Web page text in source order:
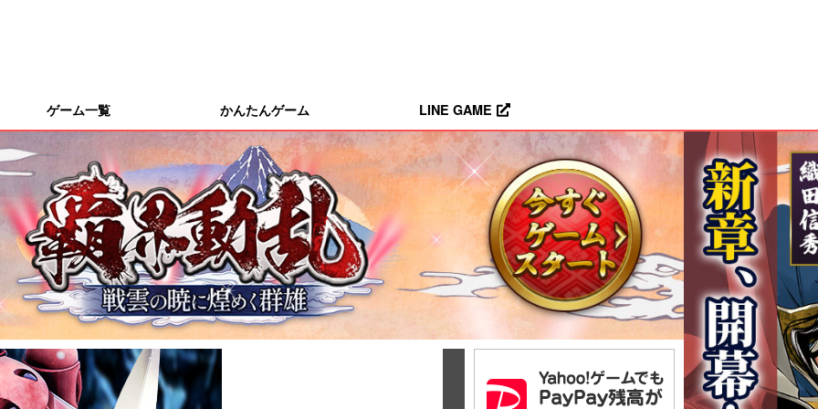
ゲーム一覧 かんたんゲーム LINE GAME